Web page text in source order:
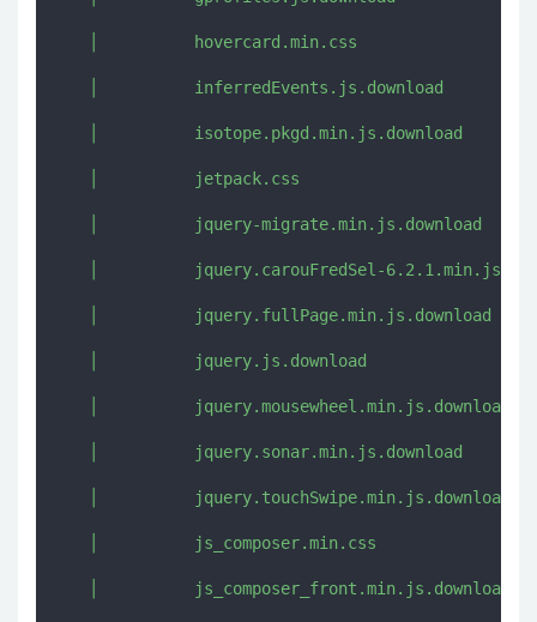
   │          hovercard.min.css
   │          inferredEvents.js.download
   │          isotope.pkgd.min.js.download
   │          jetpack.css
   │          jquery-migrate.min.js.download
│          jquery.carouFredSel-
   │          jquery.fullPage.min.js.download
   │          jquery.js.download
   │          jquery.mousewheel.min.js.download
   │          jquery.sonar.min.js.download
   │          jquery.touchSwipe.min.js.download
   │          js_composer.min.css
   │          js_composer_front.min.js.download